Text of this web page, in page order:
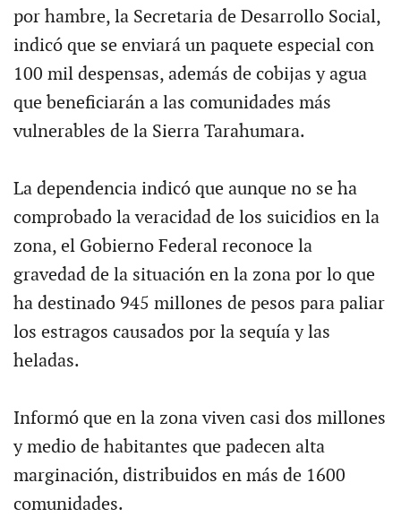
por hambre, la Secretaria de Desarrollo Social,
indicó que se enviará un paquete especial con
100 mil despensas, además de cobijas y agua
que beneficiarán a las comunidades más
vulnerables de la Sierra Tarahumara.
La dependencia indicó que aunque no se ha
comprobado la veracidad de los suicidios en la
zona, el Gobierno Federal reconoce la
gravedad de la situación en la zona por lo que
ha destinado 945 millones de pesos para paliar
los estragos causados por la sequía y las
heladas.
Informó que en la zona viven casi dos millones
y medio de habitantes que padecen alta
marginación, distribuidos en más de 1600
comunidades.